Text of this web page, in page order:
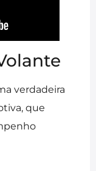
verdadeira
que